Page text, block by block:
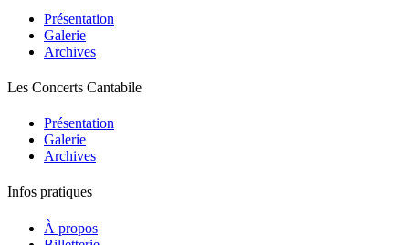
Présentation
Galerie
Archives
Les Concerts Cantabile
Présentation
Galerie
Archives
Infos pratiques
À propos